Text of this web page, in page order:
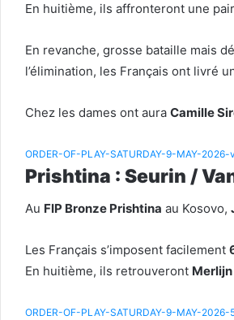
En huitième, ils affronteront une
En revanche, grosse bataille mais
l’élimination, les Français ont livré
Chez les dames ont aura Camille
ORDER-OF-PLAY-SATURDAY-9-MAY-2026-
Prishtina : Seurin /
Au FIP Bronze Prishtina au Kosovo,
Les Français s’imposent facilement
En huitième, ils retrouveront
ORDER-OF-PLAY-SATURDAY-9-MAY-2026-